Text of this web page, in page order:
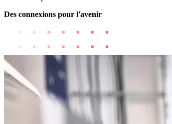
Des connexions pour l'avenir